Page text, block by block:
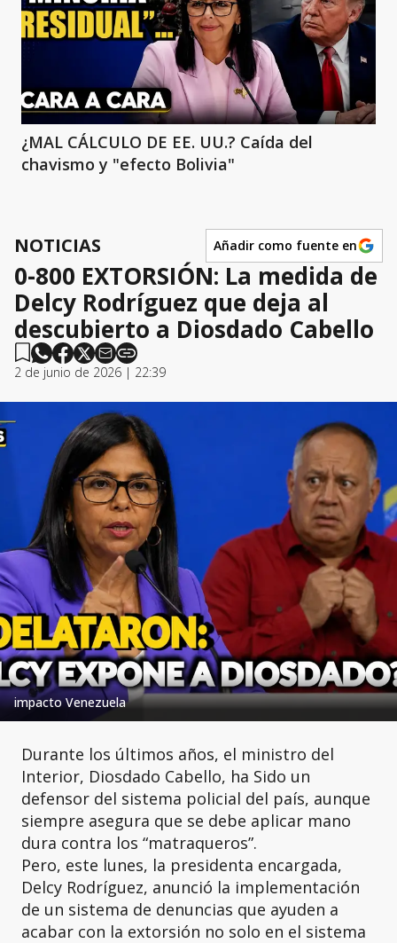
¿MAL CÁLCULO DE EE. UU.? Caída del
chavismo y "efecto Bolivia"
NOTICIAS Añadir como fuente en
0-800 EXTORSIÓN: La medida de
Delcy Rodríguez que deja al
descubierto a Diosdado Cabello
2 de junio de 2026 | 22:39
impacto Venezuela
Durante los últimos años, el ministro del
Interior, Diosdado Cabello, ha Sido un
defensor del sistema policial del país, aunque
siempre asegura que se debe aplicar mano
dura contra los “matraqueros”.
Pero, este lunes, la presidenta encargada,
Delcy Rodríguez, anunció la implementación
de un sistema de denuncias que ayuden a
acabar con la extorsión no solo en el sistema